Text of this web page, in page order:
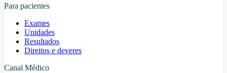
Para pacientes
Exames
Unidades
Resultados
Direitos e deveres
Canal Médico